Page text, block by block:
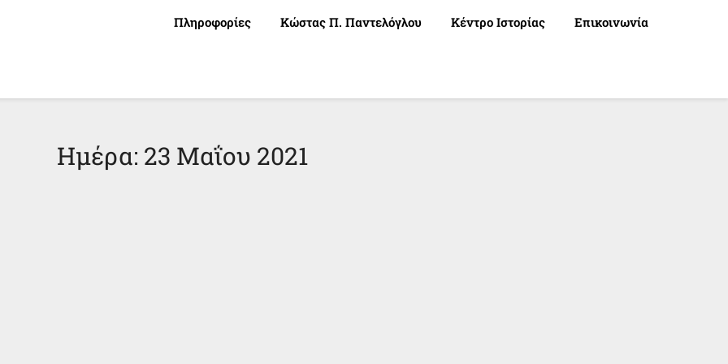
Πληροφορίες Κώστας Π. Παντελόγλου Κέντρο Ιστορίας Επικοινωνία
Ημέρα: 23 Μαΐου 2021